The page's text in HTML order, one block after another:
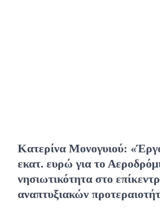
Κατερίνα Μονογυιού:
εκατ. ευρώ για το
νησιωτικότητα στο
αναπτυξιακών